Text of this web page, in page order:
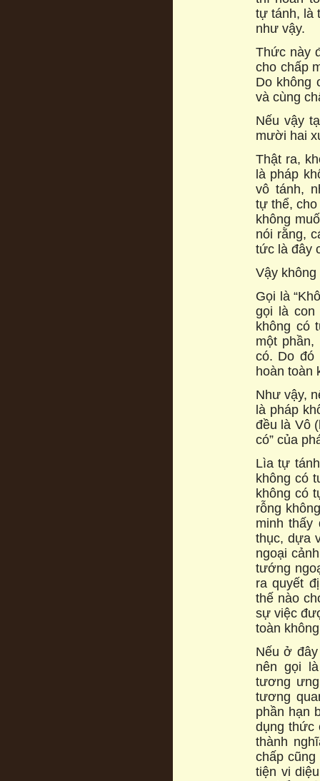
tự tánh, là
như vậy.
Thức này
cho chấp
Do không
và cùng
Nếu vậy
mười hai
Thật ra,
là pháp
vô tánh,
tự thể,
không
nói rằng,
tức là đây
Vậy
Gọi là
gọi là con
không có
một
có. Do đó
hoàn toàn
Như vậy,
là pháp
đều là Vô
có” của
Lìa tự
không có
không có
rỗng
minh
thục, dựa
ngoại
tướng
ra quyết
thế nào
sự việc
toàn
Nếu ở
nên gọi
tương
tương
phần hạn
dụng thức
thành
chấp
tiện vi